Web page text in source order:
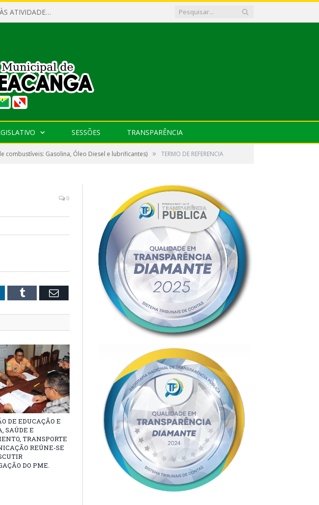
SERVIDORES DA CÂMARA MUNICIPAL RETORNAM ÀS ATIVIDADES APÓS O RECESSO PARLAMENTAR
SESSÕES TRANSPARÊNCIA
de combustíveis: Gasolina, Óleo Diesel e lubrificantes) » TERMO DE REFERENCIA
0
Tumblr Email
DE EDUCAÇÃO E
SAÚDE E
TRANSPORTE
REÚNE-SE
DO PME.